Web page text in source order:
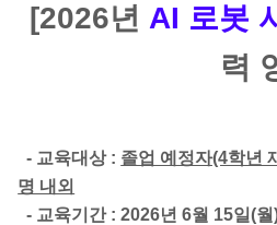
[2026년 AI 로봇
력
- 교육대상 : 졸업 예정자(4학년
명 내외
- 교육기간 : 2026년 6월 15일(